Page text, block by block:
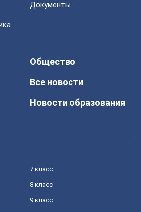
Документы
Общество
Все новости
Новости образования
7 класс
8 класс
9 класс